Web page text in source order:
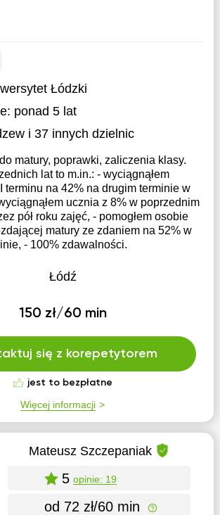
Łódzki
ponad 5 lat
i 37 innych dzielnic
matury, poprawki, zaliczenia klasy.
lat to m.in.: - wyciągnąłem
terminu na 42% na drugim terminie w
ucznia z 8% w poprzednim
pół roku zajęć, - pomogłem osobie
matury ze zdaniem na 52% w
- 100% zdawalności.
Łódź
150 zł/60 min
się z korepetytorem
jest to bezpłatne
Więcej informacji
Mateusz Szczepaniak
5 opinie: 19
od 72 zł/60 min